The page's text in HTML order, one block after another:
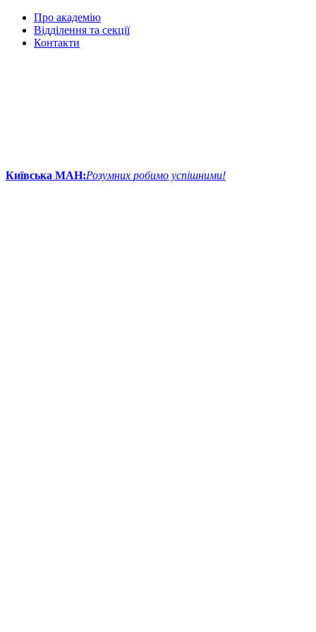
Про академію
Відділення та секції
Контакти
Київська МАН:Розумних робимо успішними!